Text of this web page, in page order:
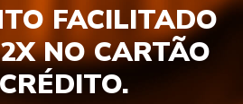
FACILITADO
NO CARTÃO